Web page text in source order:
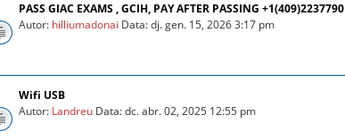
PASS GIAC EXAMS , GCIH, PAY AFTER PASSING +1(409)2237790
Autor: hilliumadonai Data: dj. gen. 15, 2026 3:17 pm
Wifi USB
Autor: Landreu Data: dc. abr. 02, 2025 12:55 pm